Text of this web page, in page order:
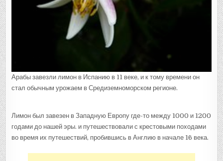
Арабы завезли лимон в Испанию в 11 веке, и к тому времени он
стал обычным урожаем в Средиземноморском регионе.
Лимон был завезен в Западную Европу где-то между 1000 и 1200
годами до нашей эры. и путешествовали с крестовыми походами
во время их путешествий, пробившись в Англию в начале 16 века.